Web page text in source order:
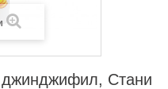
джинджифил, Стани